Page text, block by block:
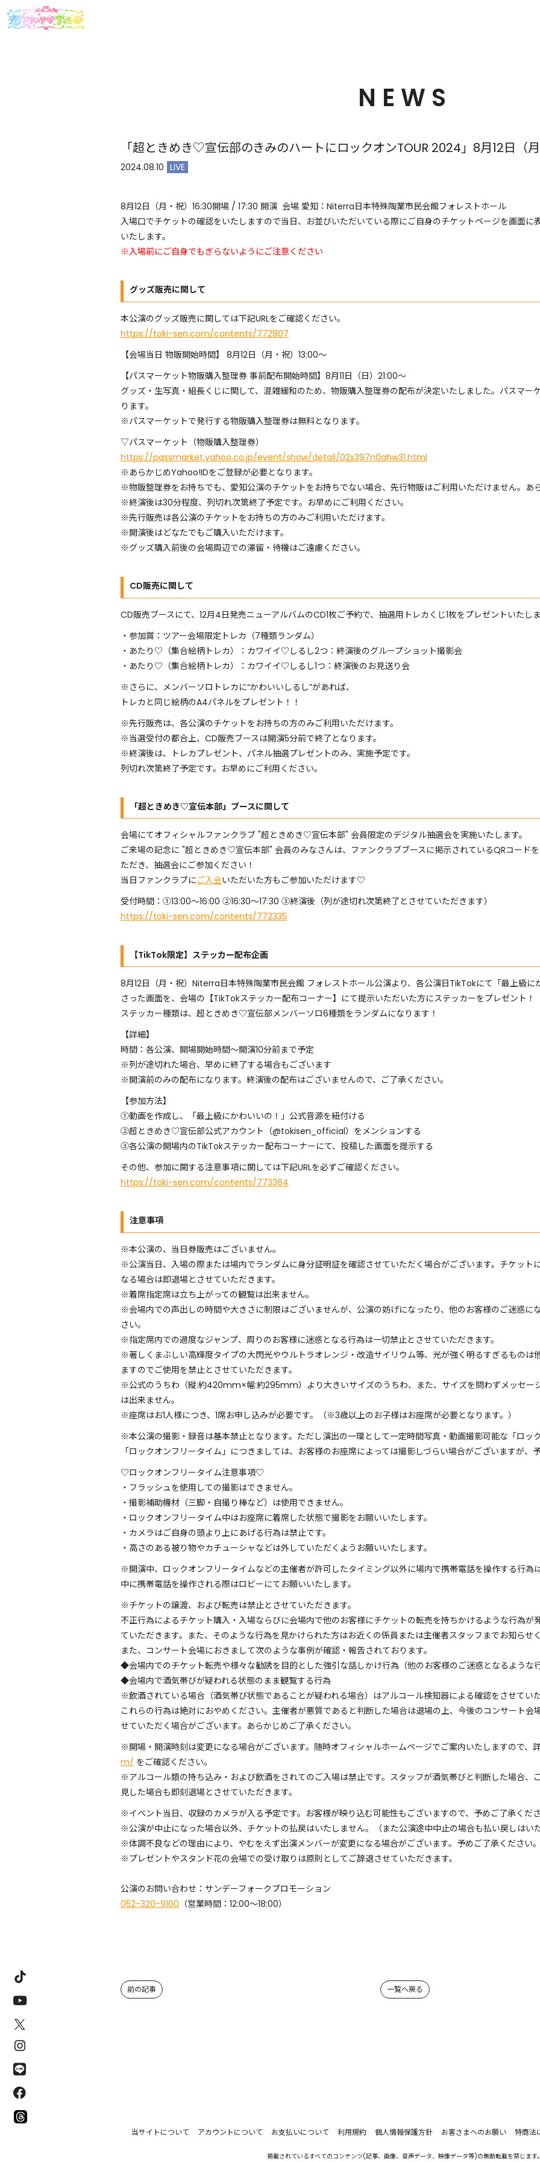
NEWS
「超ときめき♡宣伝部のきみのハートにロックオンTOUR 2024」8月12日（
2024.08.10 LIVE
8月12日（月・祝）16:30開場 / 17:30 開演 会場 愛知：Niterra日本特殊陶業市民会館フォレストホール
入場口でチケットの確認をいたしますので当日、お並びいただいている際にご自身のチケットページを画面に
いたします。
※入場前にご自身でもぎらないようにご注意ください
グッズ販売に関して
本公演のグッズ販売に関しては下記URLをご確認ください。
https://toki-sen.com/contents/772807
【会場当日 物販開始時間】 8月12日（月・祝）13:00〜
【パスマーケット物販購入整理券 事前配布開始時間】8月11日（日）21:00〜
グッズ・生写真・組長くじに関して、混雑緩和のため、物販購入整理券の配布が決定いたしました。パスマー
ります。
※パスマーケットで発行する物販購入整理券は無料となります。
▽パスマーケット（物販購入整理券）
https://passmarket.yahoo.co.jp/event/show/detail/02x397n0ahw31.html
※あらかじめYahoo!IDをご登録が必要となります。
※物販整理券をお持ちでも、愛知公演のチケットをお持ちでない場合、先行物販はご利用いただけません。あ
※終演後は30分程度、列切れ次第終了予定です。お早めにご利用ください。
※先行販売は各公演のチケットをお持ちの方のみご利用いただけます。
※開演後はどなたでもご購入いただけます。
※グッズ購入前後の会場周辺での滞留・待機はご遠慮ください。
CD販売に関して
CD販売ブースにて、12月4日発売ニューアルバムのCD1枚ご予約で、抽選用トレカくじ1枚をプレゼントいたし
・参加賞：ツアー会場限定トレカ（7種類ランダム）
・あたり♡（集合絵柄トレカ）：カワイイ♡しるし2つ：終演後のグループショット撮影会
・あたり♡（集合絵柄トレカ）：カワイイ♡しるし1つ：終演後のお見送り会
※さらに、メンバーソロトレカに“かわいいしるし”があれば、
トレカと同じ絵柄のA4パネルをプレゼント！！
※先行販売は、各公演のチケットをお持ちの方のみご利用いただけます。
※当選受付の都合上、CD販売ブースは開演5分前で終了となります。
※終演後は、トレカプレゼント、パネル抽選プレゼントのみ、実施予定です。
列切れ次第終了予定です。お早めにご利用ください。
「超ときめき♡宣伝本部」ブースに関して
会場にてオフィシャルファンクラブ "超ときめき♡宣伝本部" 会員限定のデジタル抽選会を実施いたします。
ご来場の記念に "超ときめき♡宣伝本部" 会員のみなさんは、ファンクラブブースに掲示されているQRコード
ただき、抽選会にご参加ください！
当日ファンクラブにご入会いただいた方もご参加いただけます♡
受付時間：①13:00～16:00 ②16:30～17:30 ③終演後（列が途切れ次第終了とさせていただきます）
https://toki-sen.com/contents/772335
【TikTok限定】ステッカー配布企画
8月12日（月・祝）Niterra日本特殊陶業市民会館 フォレストホール公演より、各公演日TikTokにて「最上級
さった画面を、会場の【TikTokステッカー配布コーナー】にて提示いただいた方にステッカーをプレゼント！
ステッカー種類は、超ときめき♡宣伝部メンバーソロ6種類をランダムになります！
【詳細】
時間：各公演、開場開始時間〜開演10分前まで予定
※列が途切れた場合、早めに終了する場合もございます
※開演前のみの配布になります。終演後の配布はございませんので、ご了承ください。
【参加方法】
①動画を作成し、「最上級にかわいいの！」公式音源を紐付ける
②超ときめき♡宣伝部公式アカウント（@tokisen_official）をメンションする
③各公演の開場内のTikTokステッカー配布コーナーにて、投稿した画面を提示する
その他、参加に関する注意事項に関しては下記URLを必ずご確認ください。
https://toki-sen.com/contents/773364
注意事項
※本公演の、当日券販売はございません。
※公演当日、入場の際または場内でランダムに身分証明証を確認させていただく場合がございます。チケット
なる場合は即退場とさせていただきます。
※着席指定席は立ち上がっての観覧は出来ません。
※会場内での声出しの時間や大きさに制限はございませんが、公演の妨げになったり、他のお客様のご迷惑に
さい。
※指定席内での過度なジャンプ、周りのお客様に迷惑となる行為は一切禁止とさせていただきます。
※著しくまぶしい高輝度タイプの大閃光やウルトラオレンジ・改造サイリウム等、光が強く明るすぎるものは
ますのでご使用を禁止とさせていただきます。
※公式のうちわ（縦:約420mm×幅:約295mm）より大きいサイズのうちわ、また、サイズを問わずメッセー
は出来ません。
※座席はお1人様につき、1席お申し込みが必要です。（※3歳以上のお子様はお座席が必要となります。）
※本公演の撮影・録音は基本禁止となります。ただし演出の一環として一定時間写真・動画撮影可能な「ロッ
「ロックオンフリータイム」につきましては、お客様のお座席によっては撮影しづらい場合がございますが、
♡ロックオンフリータイム注意事項♡
・フラッシュを使用しての撮影はできません。
・撮影補助機材（三脚・自撮り棒など）は使用できません。
・ロックオンフリータイム中はお座席に着席した状態で撮影をお願いいたします。
・カメラはご自身の頭より上にあげる行為は禁止です。
・高さのある被り物やカチューシャなどは外していただくようお願いいたします。
※開演中、ロックオンフリータイムなどの主催者が許可したタイミング以外に場内で携帯電話を操作する行為
中に携帯電話を操作される際はロビーにてお願いいたします。
※チケットの譲渡、および転売は禁止とさせていただきます。
不正行為によるチケット購入・入場ならびに会場内で他のお客様にチケットの転売を持ちかけるような行為が
ていただきます。また、そのような行為を見かけられた方はお近くの係員または主催者スタッフまでお知らせ
また、コンサート会場におきまして次のような事例が確認・報告されております。
◆会場内でのチケット転売や様々な勧誘を目的とした強引な話しかけ行為（他のお客様のご迷惑となるような
◆会場内で酒気帯びが疑われる状態のまま観覧する行為
※飲酒されている場合（酒気帯び状態であることが疑われる場合）はアルコール検知器による確認をさせてい
これらの行為は絶対におやめください。主催者が悪質であると判断した場合は退場の上、今後のコンサート会
せていただく場合がございます。あらかじめご了承ください。
※開場・開演時刻は変更になる場合がございます。随時オフィシャルホームページでご案内いたしますので、
m/ をご確認ください。
※アルコール類の持ち込み・および飲酒をされてのご入場は禁止です。スタッフが酒気帯びと判断した場合、
見した場合も即刻退場とさせていただきます。
※イベント当日、収録のカメラが入る予定です。お客様が映り込む可能性もございますので、予めご了承くだ
※公演が中止になった場合以外、チケットの払戻はいたしません。（また公演途中中止の場合も払い戻しはい
※体調不良などの理由により、やむをえず出演メンバーが変更になる場合がございます。予めご了承ください
※プレゼントやスタンド花の会場での受け取りは原則としてご辞退させていただきます。
公演のお問い合わせ：サンデーフォークプロモーション
052-320-9100 （営業時間：12:00〜18:00）
一覧へ戻る
前の記事
当サイトについて アカウントについて お支払いについて 利用規約 個人情報保護方針 お客さまへのお願い 特商法
掲載されているすべてのコンテンツ(記事、画像、音声データ、映像データ等)の無断転載を禁じます